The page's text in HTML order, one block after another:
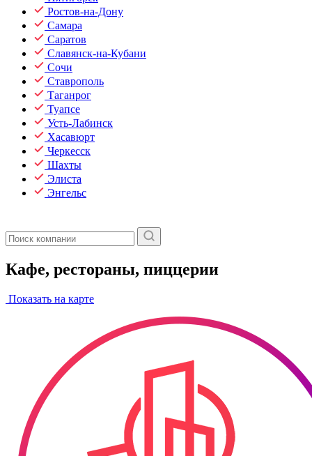
Ростов-на-Дону
Самара
Саратов
Славянск-на-Кубани
Сочи
Ставрополь
Таганрог
Туапсе
Усть-Лабинск
Хасавюрт
Черкесск
Шахты
Элиста
Энгельс
Кафе, рестораны, пиццерии
Показать на карте